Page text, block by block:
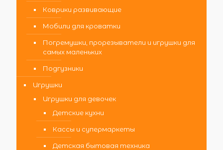
Коврики развивающие
Мобили для кроватки
Погремушки, прорезыватели и игрушки для
самых маленьких
Подгузники
Игрушки
Игрушки для девочек
Детские кухни
Кассы и супермаркеты
Детская бытовая техника